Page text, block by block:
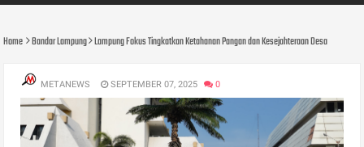
Home Bandar Lampung Lampung Fokus Tingkatkan Ketahanan Pangan dan Kesejahteraan Desa
METANEWS SEPTEMBER 07, 2025 0